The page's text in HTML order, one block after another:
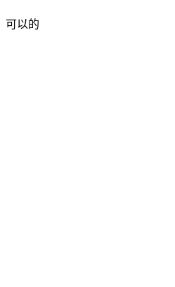
可以的